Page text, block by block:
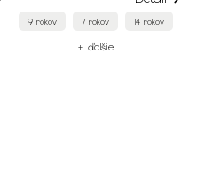
9 rokov 7 rokov 14 rokov
+ ďalšie